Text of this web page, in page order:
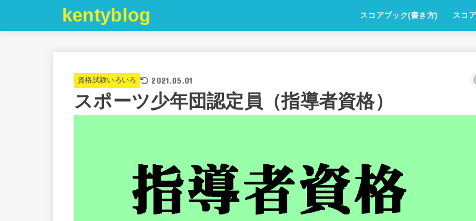
kentyblog スコアブック(書き方) スコ
資格試験いろいろ 2021.05.01
スポーツ少年団認定員（指導者資格）